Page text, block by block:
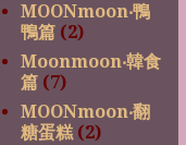
MOONmoon‧鴨
鴨篇 (2)
Moonmoon‧韓食
篇 (7)
MOONmoon‧翻
糖蛋糕 (2)